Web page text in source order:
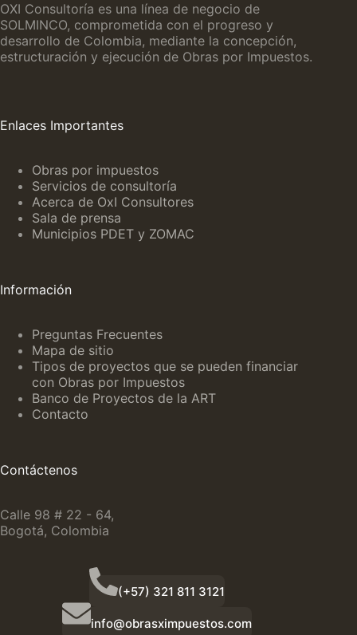
OXI Consultoría es una línea de negocio de
SOLMINCO, comprometida con el progreso y
desarrollo de Colombia, mediante la concepción,
estructuración y ejecución de Obras por Impuestos.
Enlaces Importantes
Obras por impuestos
Servicios de consultoría
Acerca de OxI Consultores
Sala de prensa
Municipios PDET y ZOMAC
Información
Preguntas Frecuentes
Mapa de sitio
Tipos de proyectos que se pueden financiar
con Obras por Impuestos
Banco de Proyectos de la ART
Contacto
Contáctenos
Calle 98 # 22 - 64,
Bogotá, Colombia
(+57) 321 811 3121
info@obrasximpuestos.com